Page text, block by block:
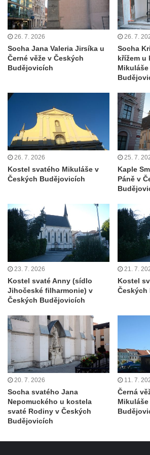
Kostel svatého Jana Křtitele na Zámeckém
náměstí v Teplicích
Chrám Povýšení svatého Kříže na
Zámeckém náměstí v Teplicích
Výklenková kaple u vodojemu v severní
Kaple u kostela svatého Jakuba Většího
(Staršího) u Lahovic
Kostel svatého Jakuba Většího (Staršího) u
Lahovic
Kostel svatých Petra a Pavla v Želkovicích
Kaple Panny Marie Bolestné v Benešově
nad Ploučnicí
Kostel Narození Panny Marie v Benešově
nad Ploučnicí
Hrobová kaple Mattauschů na hřbitově v
Benešově nad Ploučnicí
Kostel svaté Anny v Tisé
Hrobka rodiny Rohn na hřbitově v
Šumburku nad Desnou – Tanvaldu
Hřbitovní kaple v Šumburku nad Desnou –
Kostel svatého Františka z Assisi v Tanvaldu
Riedlova hrobka v Desné
Kaple svaté Alžběty Durynské v Dolních
Křečanech
Márnice nového hřbitova ve Starých
Křečanech
Bývalá márnice u hřbitova v Dubé
26. 7. 2026
Socha Jana Valeria Jirsíka u
Černé věže v Českých
Budějovicích
26. 7.
Socha
křížem u
26. 7. 2026
Kostel svatého Mikuláše v
Českých Budějovicích
25. 7.
Kaple
Páně v
23. 7. 2026
Kostel svaté Anny (sídlo
Jihočeské filharmonie) v
Českých Budějovicích
21. 7.
Kostel
Českých
20. 7. 2026
Socha svatého Jana
Nepomuckého u kostela
svaté Rodiny v Českých
Budějovicích
11. 7.
Černá